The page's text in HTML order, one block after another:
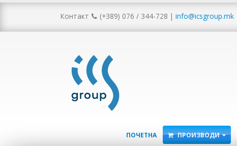
Контакт (+389) 076 / 344-728 | info@icsgroup.mk
ПОЧЕТНА ПРОИЗВОДИ